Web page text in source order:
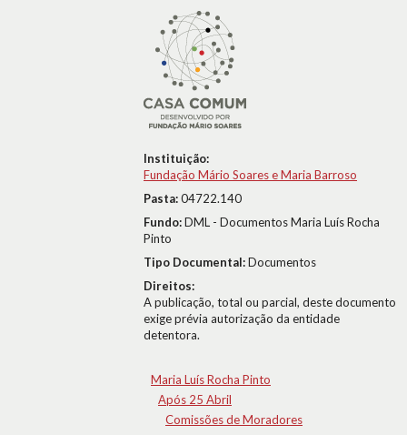
Instituição:
Fundação Mário Soares e Maria Barroso
Pasta:04722.140
Fundo:DML - Documentos Maria Luís Rocha
Pinto
Tipo Documental:Documentos
Direitos:
A publicação, total ou parcial, deste documento
exige prévia autorização da entidade
detentora.
Maria Luís Rocha Pinto
Após 25 Abril
Comissões de Moradores